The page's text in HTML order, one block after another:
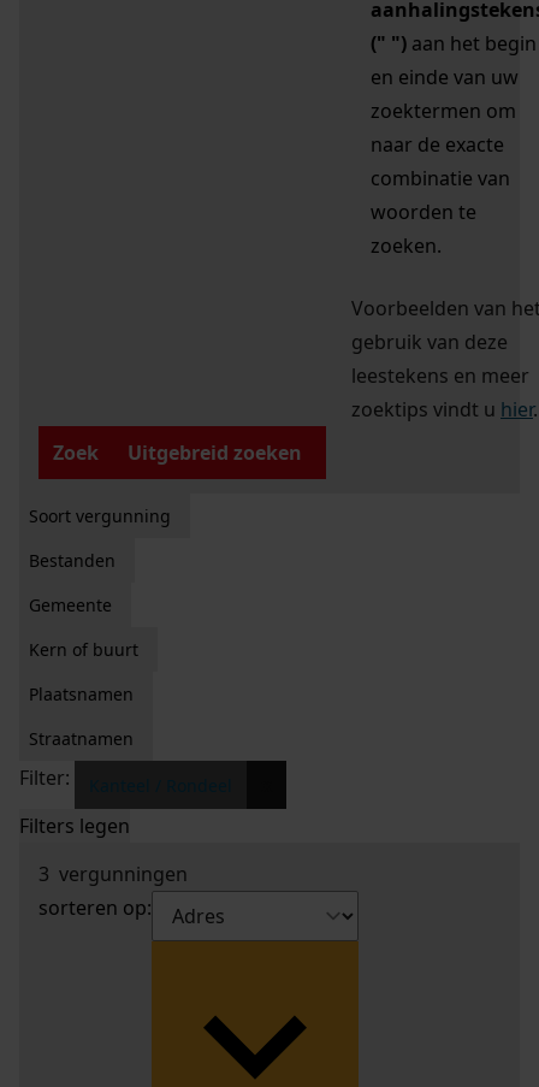
(" ") aan het begin
en einde van uw
zoektermen om
naar de exacte
combinatie van
woorden te
zoeken.
Voorbeelden van
gebruik van deze
leestekens en meer
zoektips vindt u hier.
Zoek
Uitgebreid zoeken
Soort vergunning
Bestanden
Gemeente
Kern of buurt
Plaatsnamen
Straatnamen
Filter:
Filters legen
3 vergunningen
sorteren op: